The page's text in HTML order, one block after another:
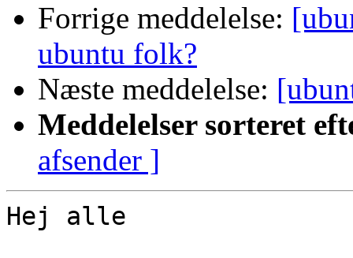
Forrige meddelelse:
ubuntu folk?
Næste meddelelse:
Meddelelser sorteret
afsender ]
Hej alle